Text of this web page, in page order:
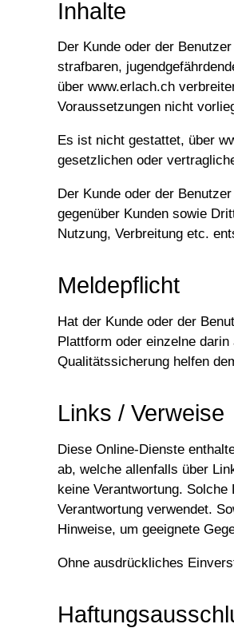
Inhalte
Der Kunde oder der
strafbaren,
über www.erlach.ch
Voraussetzungen nicht
Es ist nicht gestattet, über
gesetzlichen oder
Der Kunde oder der
gegenüber Kunden sowie
Nutzung, Verbreitung etc.
Meldepflicht
Hat der Kunde oder der
Plattform oder einzelne
Qualitätssicherung helfen
Links / Verweise
Diese Online-Dienste
ab, welche allenfalls über
keine Verantwortung.
Verantwortung verwendet.
Hinweise, um geeignete
Ohne ausdrückliches